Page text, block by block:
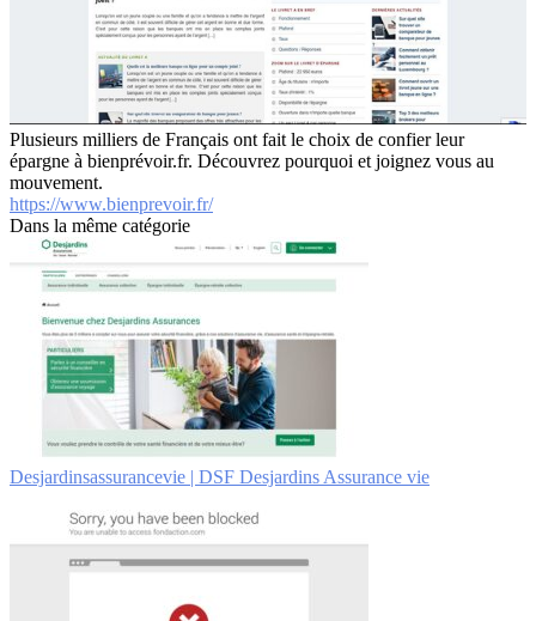
Plusieurs milliers de Français ont fait le choix de confier leur
épargne à bienprévoir.fr. Découvrez pourquoi et joignez vous au
mouvement.
https://www.bienprevoir.fr/
Dans la même catégorie
Des­jardinsassuran­ce­vie | DSF Desjardins Assurance vie